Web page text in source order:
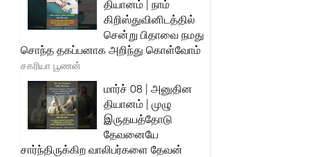
தியானம் | நாம்
கிறிஸ்துவினிடத்தில்
சென்று பிதாவை நமது
சொந்த தகப்பனாக அறிந்து கொள்வோம்
சகரியா பூணன்
மார்ச் 08 | அனுதின
தியானம் | முழு
இருதயத்தோடு
தேவனையே
சார்ந்திருக்கிற வாலிபர்களை தேவன்